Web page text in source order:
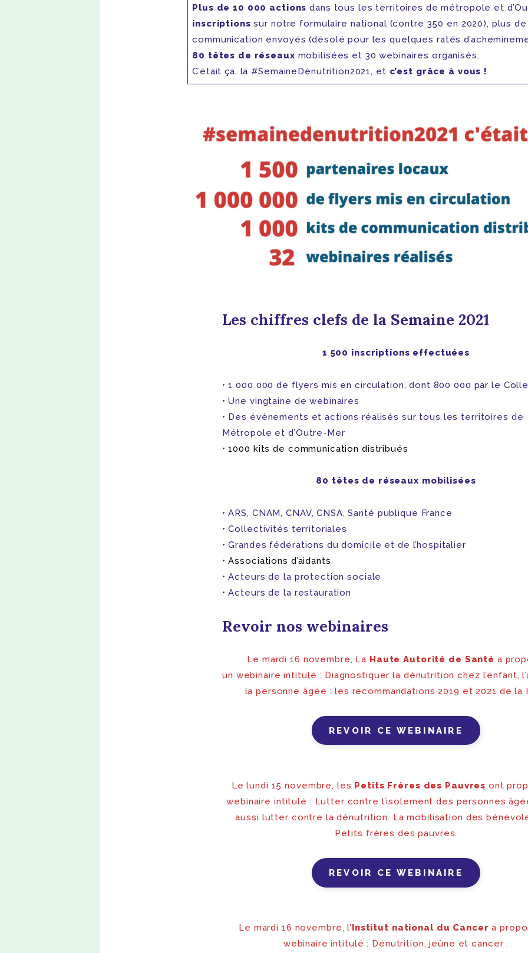
Plus de 10 000 actions dans tous les territoires de métropole et
inscriptions sur notre formulaire national (contre 350 en 2020), plus
communication envoyés (désolé pour les quelques ratés
80 têtes de réseaux mobilisées et 30 webinaires organisés.
C’était ça, la #SemaineDénutrition2021, et c’est grâce à vous !
Les chiffres clefs de la Semaine 2021
1 500 inscriptions effectuées
1 000 000 de flyers mis en circulation, dont 800 000 par le
Une vingtaine de webinaires
Des évènements et actions réalisés sur tous les territoires de
Métropole et d’Outre-Mer
1000 kits de communication distribués
80 têtes de réseaux mobilisées
ARS, CNAM, CNAV, CNSA, Santé publique France
Collectivités territoriales
Grandes fédérations du domicile et de l’hospitalier
Associations d’aidants
Acteurs de la protection sociale
Acteurs de la restauration
Revoir nos webinaires
Le mardi 16 novembre, La Haute Autorité de Santé a
un webinaire intitulé : Diagnostiquer la dénutrition chez l’enfant,
la personne âgée : les recommandations 2019 et 2021 de la
REVOIR CE WEBINAIRE
Le lundi 15 novembre, les Petits Frères des Pauvres ont
webinaire intitulé : Lutter contre l’isolement des personnes
aussi lutter contre la dénutrition. La mobilisation des
Petits frères des pauvres.
REVOIR CE WEBINAIRE
Le mardi 16 novembre, l’Institut national du Cancer a
webinaire intitulé : Dénutrition, jeûne et cancer :